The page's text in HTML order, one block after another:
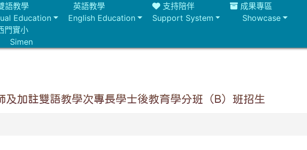
語教學
Education
英語教學
English Education
支持陪伴
Support System
成果專區
Showcase
門實小
加註雙語教學次專長學士後教育學分班（B）班招生